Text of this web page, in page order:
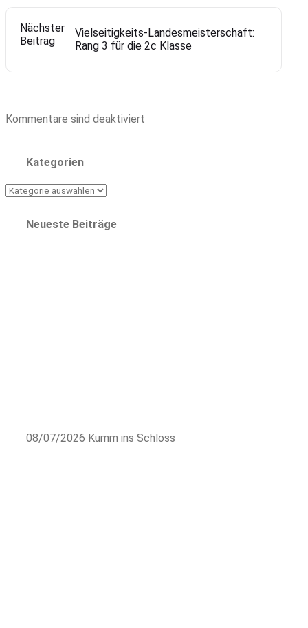
Nächster
Beitrag
Vielseitigkeits-Landesmeisterschaft:
Rang 3 für die 2c Klasse
Kommentare sind deaktiviert
Kategorien
Kategorien
Neueste Beiträge
08/07/2026 Kumm ins Schloss